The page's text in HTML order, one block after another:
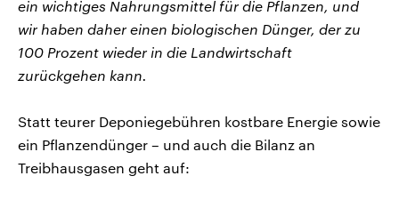
ein wichtiges Nahrungsmittel für die Pflanzen, und
wir haben daher einen biologischen Dünger, der zu
100 Prozent wieder in die Landwirtschaft
zurückgehen kann.
Statt teurer Deponiegebühren kostbare Energie sowie
ein Pflanzendünger – und auch die Bilanz an
Treibhausgasen geht auf: